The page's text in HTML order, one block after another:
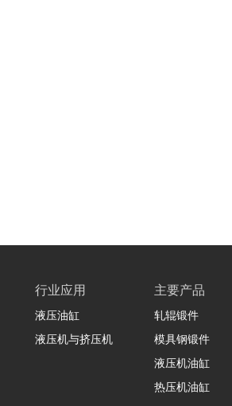
行业应用
液压油缸
液压机与挤压机
主要产品
轧辊锻件
模具钢锻件
液压机油缸
热压机油缸